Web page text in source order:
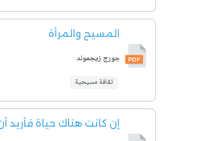
المسيح والمرأة
جورج زيجموند
ثقافة مسيحية
إن كانت هناك حياة فأريد